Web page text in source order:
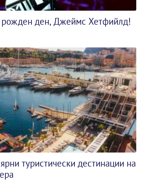
рожден ден, Джеймс Хетфийлд!
туристически дестинации на